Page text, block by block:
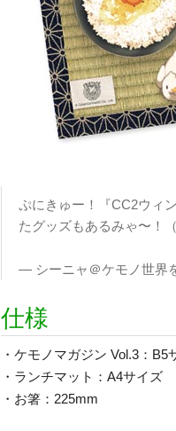
ぷにきゅー！『CC2ウィ
たグッズもあるみゃ〜！
— シーニャ＠ケモノ世界
仕様
・ケモノマガジン Vol.3：
・ランチマット：A4サイズ
・お箸：225mm